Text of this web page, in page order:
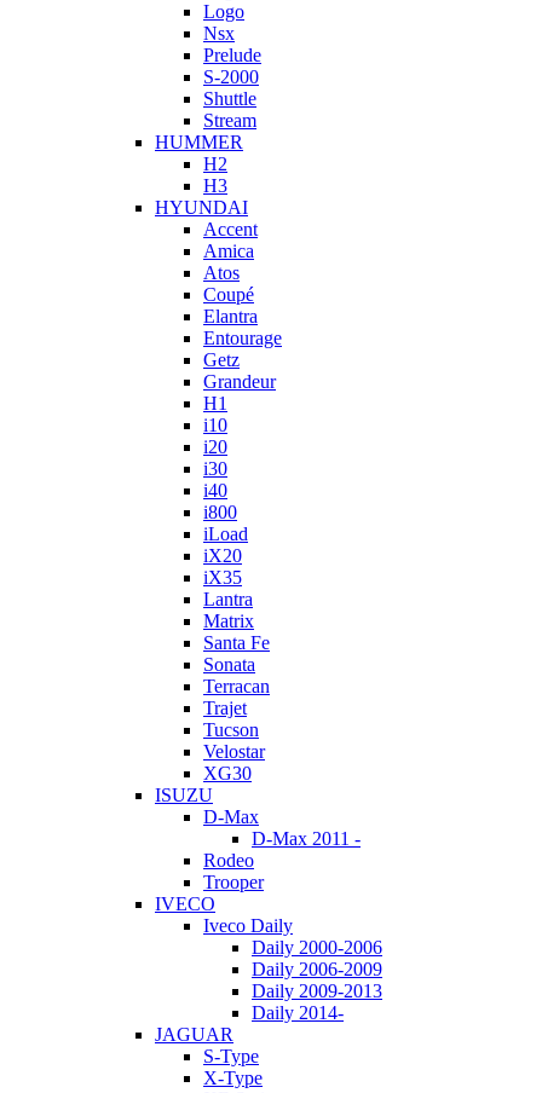
Logo
Nsx
Prelude
S-2000
Shuttle
Stream
HUMMER
H2
H3
HYUNDAI
Accent
Amica
Atos
Coupé
Elantra
Entourage
Getz
Grandeur
H1
i10
i20
i30
i40
i800
iLoad
iX20
iX35
Lantra
Matrix
Santa Fe
Sonata
Terracan
Trajet
Tucson
Velostar
XG30
ISUZU
D-Max
D-Max 2011 -
Rodeo
Trooper
IVECO
Iveco Daily
Daily 2000-2006
Daily 2006-2009
Daily 2009-2013
Daily 2014-
JAGUAR
S-Type
X-Type